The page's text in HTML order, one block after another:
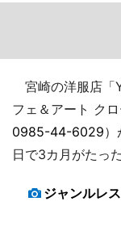
宮崎の洋服店「
フェ＆アート ク
0985-44-6029
日で3カ月がたった
ジャンルレ